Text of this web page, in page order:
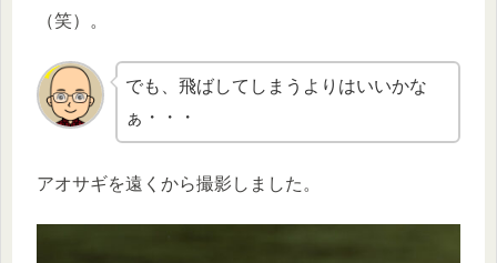
（笑）。
でも、飛ばしてしまうよりはいいかな
ぁ・・・
アオサギを遠くから撮影しました。